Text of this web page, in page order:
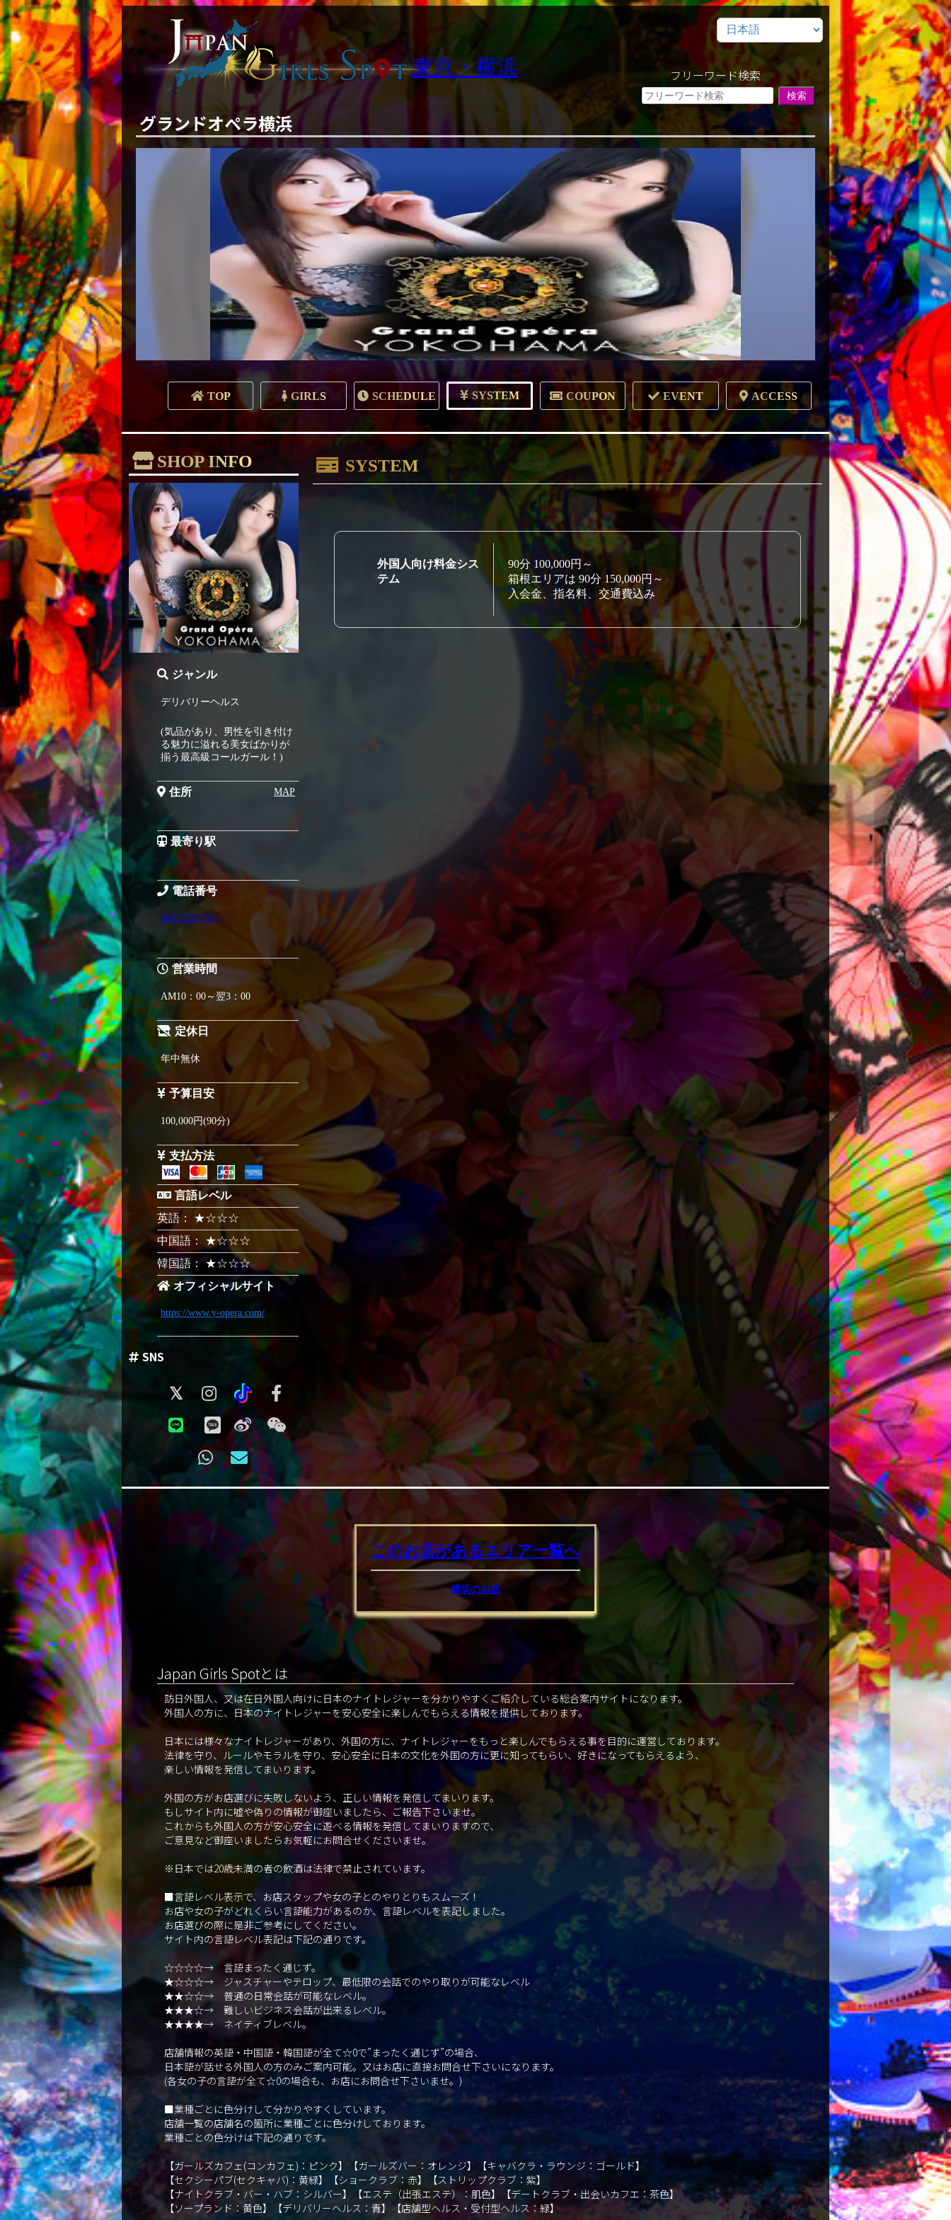
東京・横浜 フリーワード検索
グランドオペラ横浜
TOP GIRLS SCHEDULE SYSTEM COUPON EVENT ACCESS
SHOP INFO
ジャンル
デリバリーヘルス
(気品があり、男性を引き付け
る魅力に溢れる美女ばかりが
揃う最高級コールガール！)
住所 MAP
最寄り駅
電話番号
045-250-5554
営業時間
AM10：00～翌3：00
定休日
年中無休
予算目安
100,000円(90分)
支払方法
言語レベル
英語： ★☆☆☆
中国語： ★☆☆☆
韓国語： ★☆☆☆
オフィシャルサイト
https://www.y-opera.com/
SNS
SYSTEM
外国人向け料金シス
テム
90分 100,000円～
箱根エリアは 90分 150,000円～
入会金、指名料、交通費込み
このお店があるエリア一覧へ
横浜のお店
Japan Girls Spotとは
訪日外国人、又は在日外国人向けに日本のナイトレジャーを分かりやすくご紹介している総合案内サイトになります。
外国人の方に、日本のナイトレジャーを安心安全に楽しんでもらえる情報を提供しております。
日本には様々なナイトレジャーがあり、外国の方に、ナイトレジャーをもっと楽しんでもらえる事を目的に運営しております。
法律を守り、ルールやモラルを守り、安心安全に日本の文化を外国の方に更に知ってもらい、好きになってもらえるよう、
楽しい情報を発信してまいります。
外国の方がお店選びに失敗しないよう、正しい情報を発信してまいります。
もしサイト内に嘘や偽りの情報が御座いましたら、ご報告下さいませ。
これからも外国人の方が安心安全に遊べる情報を発信してまいりますので、
ご意見など御座いましたらお気軽にお問合せくださいませ。
※日本では20歳未満の者の飲酒は法律で禁止されています。
■言語レベル表示で、お店スタップや女の子とのやりとりもスムーズ！
お店や女の子がどれくらい言語能力があるのか、言語レベルを表記しました。
お店選びの際に是非ご参考にしてください。
サイト内の言語レベル表記は下記の通りです。
☆☆☆☆→ 言語まったく通じず。
★☆☆☆→ ジャスチャーやテロップ、最低限の会話でのやり取りが可能なレベル
★★☆☆→ 普通の日常会話が可能なレベル。
★★★☆→ 難しいビジネス会話が出来るレベル。
★★★★→ ネイティブレベル。
店舗情報の英語・中国語・韓国語が全て☆0で”まったく通じず”の場合、
日本語が話せる外国人の方のみご案内可能。又はお店に直接お問合せ下さいになります。
(各女の子の言語が全て☆0の場合も、お店にお問合せ下さいませ。)
■業種ごとに色分けして分かりやすくしています。
店舗一覧の店舗名の箇所に業種ごとに色分けしております。
業種ごとの色分けは下記の通りです。
【ガールズカフェ(コンカフェ)：ピンク】【ガールズバー：オレンジ】【キャバクラ・ラウンジ：ゴールド】
【セクシーパブ(セクキャバ)：黄緑】【ショークラブ：赤】【ストリップクラブ：紫】
【ナイトクラブ・バー・ハブ：シルバー】【エステ（出張エステ）：肌色】【デートクラブ・出会いカフエ：茶色】
【ソープランド：黄色】【デリバリーヘルス：青】【店舗型ヘルス・受付型ヘルス：緑】